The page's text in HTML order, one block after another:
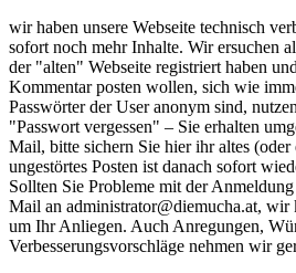
wir haben unsere Webseite technisch
sofort noch mehr Inhalte. Wir ersuchen
der "alten" Webseite registriert haben
Kommentar posten wollen, sich wie
Passwörter der User anonym sind,
"Passwort vergessen" – Sie erhalten
Mail, bitte sichern Sie hier ihr altes (oder
ungestörtes Posten ist danach sofort
Sollten Sie Probleme mit der
Mail an administrator@diemucha.at, wir
um Ihr Anliegen. Auch Anregungen,
Verbesserungsvorschläge nehmen wir